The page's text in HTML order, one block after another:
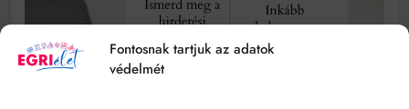
Fontosnak tartjuk az adatok
védelmét